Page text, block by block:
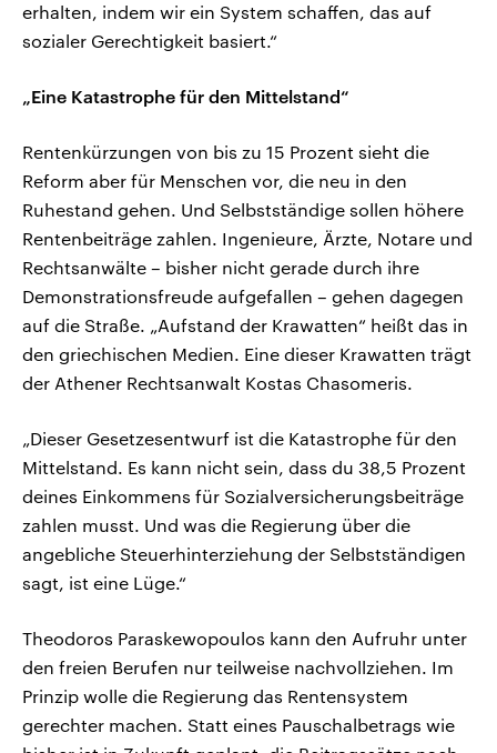
erhalten, indem wir ein System schaffen, das auf
sozialer Gerechtigkeit basiert.“
„Eine Katastrophe für den Mittelstand“
Rentenkürzungen von bis zu 15 Prozent sieht die
Reform aber für Menschen vor, die neu in den
Ruhestand gehen. Und Selbstständige sollen höhere
Rentenbeiträge zahlen. Ingenieure, Ärzte, Notare und
Rechtsanwälte – bisher nicht gerade durch ihre
Demonstrationsfreude aufgefallen – gehen dagegen
auf die Straße. „Aufstand der Krawatten“ heißt das in
den griechischen Medien. Eine dieser Krawatten trägt
der Athener Rechtsanwalt Kostas Chasomeris.
„Dieser Gesetzesentwurf ist die Katastrophe für den
Mittelstand. Es kann nicht sein, dass du 38,5 Prozent
deines Einkommens für Sozialversicherungsbeiträge
zahlen musst. Und was die Regierung über die
angebliche Steuerhinterziehung der Selbstständigen
sagt, ist eine Lüge.“
Theodoros Paraskewopoulos kann den Aufruhr unter
den freien Berufen nur teilweise nachvollziehen. Im
Prinzip wolle die Regierung das Rentensystem
gerechter machen. Statt eines Pauschalbetrags wie